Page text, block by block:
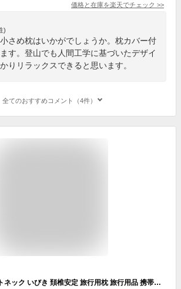
価格と在庫を楽天でチェック >>
)
さめ枕はいかがでしょうか。枕カバー付
す。登山でも人間工学に基づいたデザイ
りリラックスできると思います。
全てのおすすめコメント（4件）
枕 携帯枕 ストレートネック いびき 頚椎安定 旅行用枕 旅行用品 携帯用枕 旅枕 枕職人がつくった旅の友になる枕『トラベルピロー Mサイズ』 出張 丸洗い枕 低い枕 涼感 冷感 エラストマー 洗える 日本製 国産 エムール